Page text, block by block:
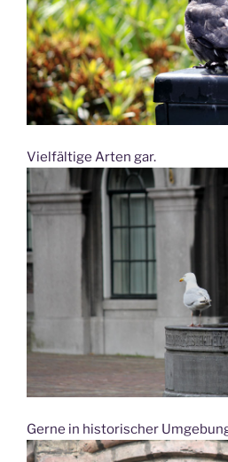
Vielfältige Arten gar.
Gerne in historischer